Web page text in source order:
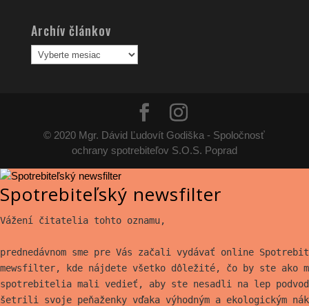
Archív článkov
Archív
článkov
© 2020 Mgr. Dávid Ľudovít Godiška - Spoločnosť
ochrany spotrebiteľov S.O.S. Poprad
Spotrebiteľský newsfilter
Vážení čitatelia tohto oznamu,
prednedávnom sme pre Vás začali vydávať online
mewsfilter, kde nájdete všetko dôležité, čo by ste ako
spotrebitelia mali vedieť, aby ste nesadli na lep
šetrili svoje peňaženky vďaka výhodným a ekologickým